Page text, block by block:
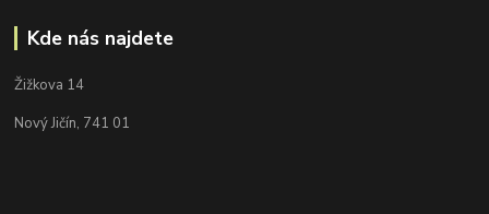
Kde nás najdete
Žižkova 14
Nový Jičín, 741 01